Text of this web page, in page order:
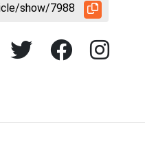
show/7988